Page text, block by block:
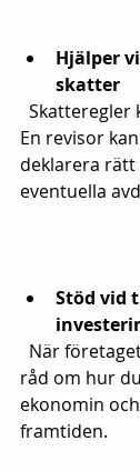
Hjälper
skatter
En revisor
deklarera
eventuella
Stöd vid
råd om hur
ekonomin
framtiden.